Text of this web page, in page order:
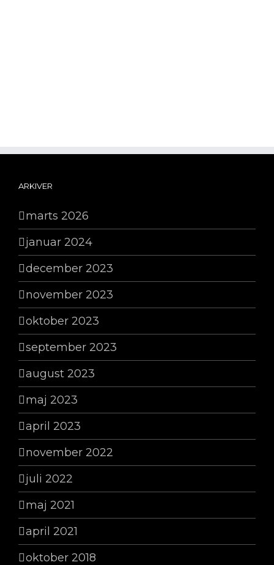
ARKIVER
marts 2026
januar 2024
december 2023
november 2023
oktober 2023
september 2023
august 2023
maj 2023
april 2023
november 2022
juli 2022
maj 2021
april 2021
oktober 2018